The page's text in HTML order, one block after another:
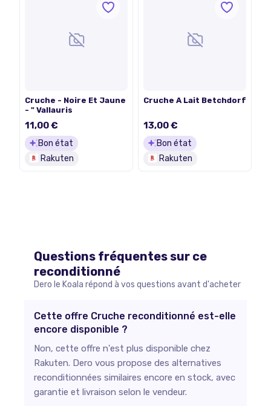
Cruche - Noire Et Jaune
- " Vallauris
11,00 €
Bon état
Rakuten
Cruche A Lait Betchdorf
13,00 €
Bon état
Rakuten
Questions fréquentes sur ce
reconditionné
Dero le Koala répond à vos questions avant d'acheter
Cette offre Cruche reconditionné est-elle
encore disponible ?
Non, cette offre n'est plus disponible chez
Rakuten. Dero vous propose des alternatives
reconditionnées similaires encore en stock, avec
garantie et livraison selon le vendeur.